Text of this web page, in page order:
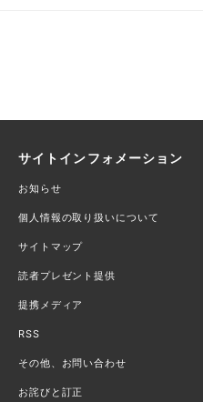
サイトインフォメーション
お知らせ
個人情報の取り扱いについて
サイトマップ
読者プレゼント提供
提携メディア
RSS
その他、お問い合わせ
お詫びと訂正